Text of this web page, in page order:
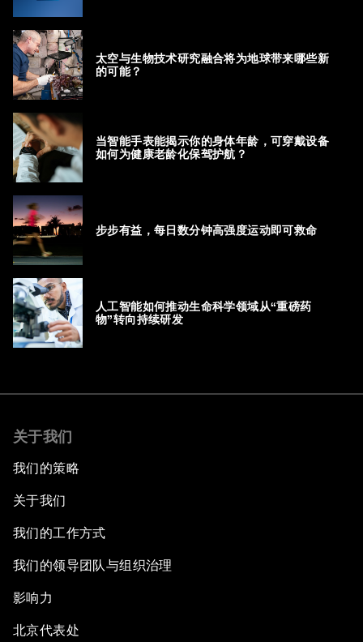
太空与生物技术研究融合将为地球带来哪些新
的可能？
当智能手表能揭示你的身体年龄，可穿戴设备
如何为健康老龄化保驾护航？
步步有益，每日数分钟高强度运动即可救命
人工智能如何推动生命科学领域从“重磅药
物”转向持续研发
关于我们
我们的策略
关于我们
我们的工作方式
我们的领导团队与组织治理
影响力
北京代表处